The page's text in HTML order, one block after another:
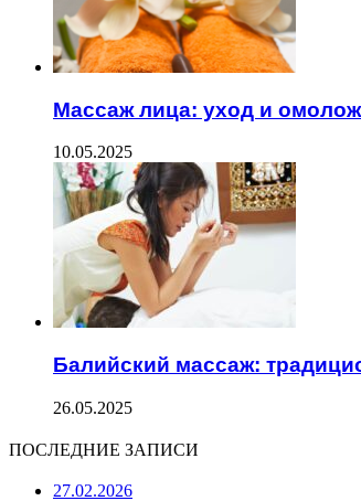
Массаж лица: уход и
10.05.2025
Балийский массаж:
26.05.2025
ПОСЛЕДНИЕ ЗАПИСИ
27.02.2026